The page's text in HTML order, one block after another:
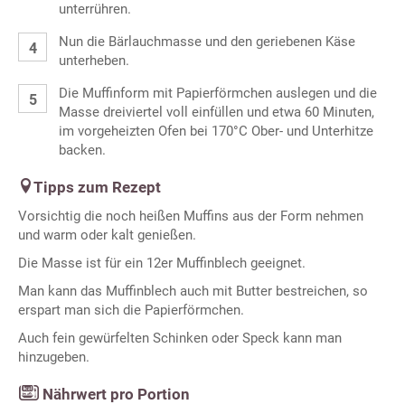
unterrühren.
Nun die Bärlauchmasse und den geriebenen Käse
unterheben.
Die Muffinform mit Papierförmchen auslegen und die
Masse dreiviertel voll einfüllen und etwa 60 Minuten,
im vorgeheizten Ofen bei 170°C Ober- und Unterhitze
backen.
Tipps zum Rezept
Vorsichtig die noch heißen Muffins aus der Form nehmen
und warm oder kalt genießen.
Die Masse ist für ein 12er Muffinblech geeignet.
Man kann das Muffinblech auch mit Butter bestreichen, so
erspart man sich die Papierförmchen.
Auch fein gewürfelten Schinken oder Speck kann man
hinzugeben.
Nährwert pro Portion